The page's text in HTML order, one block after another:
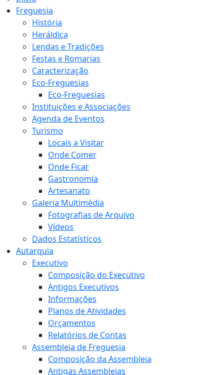
Freguesia
História
Heráldica
Lendas e Tradições
Festas e Romarias
Caracterização
Eco-Freguesias
Eco-Freguesias
Instituições e Associações
Agenda de Eventos
Turismo
Locais a Visitar
Onde Comer
Onde Ficar
Gastronomia
Artesanato
Galeria Multimédia
Fotografias de Arquivo
Vídeos
Dados Estatísticos
Autarquia
Executivo
Composição do Executivo
Antigos Executivos
Informações
Planos de Atividades
Orçamentos
Relatórios de Contas
Assembleia de Freguesia
Composição da Assembleia
Antigas Assembleias